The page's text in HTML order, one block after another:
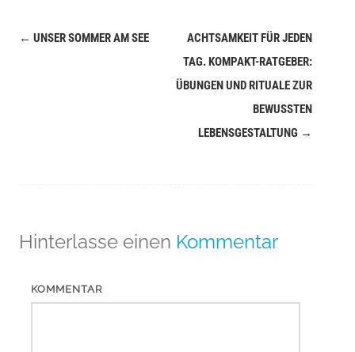
← UNSER SOMMER AM SEE
ACHTSAMKEIT FÜR JEDEN
TAG. KOMPAKT-RATGEBER:
ÜBUNGEN UND RITUALE ZUR
BEWUSSTEN
LEBENSGESTALTUNG →
Hinterlasse einen Kommentar
KOMMENTAR